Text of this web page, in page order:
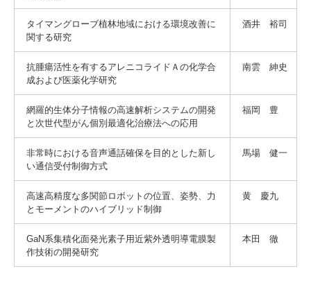
タイマングローブ植林地域における環境改善に
関する研究
酒井 裕司
抗腫瘍活性を有するアレニコライドＡの化学合
成および医薬化学研究
南雲 紳史
網羅的生体分子情報の高速解析システムの開発
と次世代型がん個別最適化治療法への応用
福岡 豊
非常時における音声通話確保を目的とした新し
い通信受付制御方式
馬場 健一
高速高精度な多関節ロボットの位置、姿勢、力
とモーメントのハイブリッド制御
黄 慶九
GaN系集積化面発光素子用近紫外透明導電膜製
作技術の開発研究
本田 徹